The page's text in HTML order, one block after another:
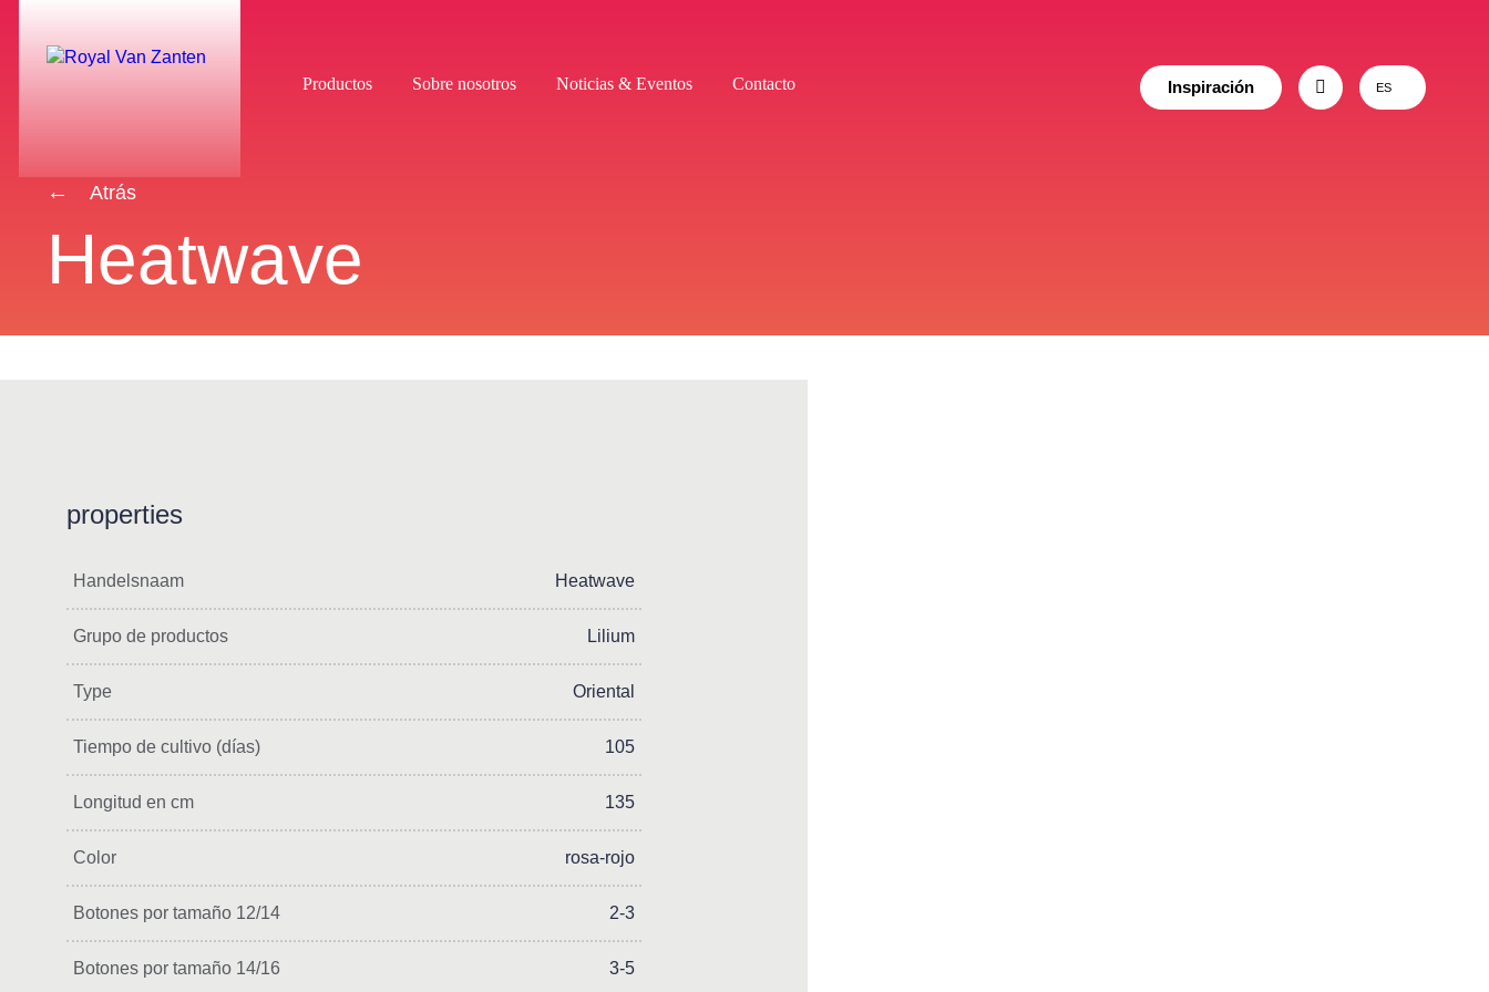
Productos Sobre nosotros Noticias & Eventos Contacto Inspiración ES
Atrás
Heatwave
properties
Handelsnaam Heatwave
Grupo de productos Lilium
Type Oriental
Tiempo de cultivo (días) 105
Longitud en cm 135
Color rosa-rojo
Botones por tamaño 12/14 2-3
Botones por tamaño 14/16 3-5